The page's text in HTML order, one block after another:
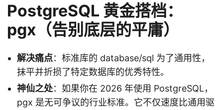
PostgreSQL 黄金搭档：
pgx（告别底层的平庸）
解决痛点：标准库的 database/sql 为了通用性，
抹平并折损了特定数据库的优秀特性。
神仙之处：如果你在 2026 年使用 PostgreSQL，
pgx 是无可争议的行业标准。它不仅速度比通用驱